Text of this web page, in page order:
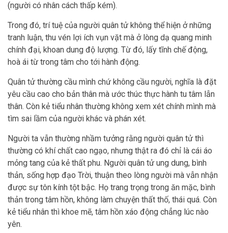
(người có nhân cách thấp kém).
Trong đó, trí tuệ của người quân tử không thể hiện ở những
tranh luận, thu vén lợi ích vụn vặt mà ở lòng dạ quang minh
chính đại, khoan dung độ lượng. Từ đó, lấy tĩnh chế động,
hoà ái từ trong tâm cho tới hành động.
Quân tử thường cầu mình chứ không cầu người, nghĩa là đặt
yêu cầu cao cho bản thân mà ước thúc thực hành tu tâm lẫn
thân. Còn kẻ tiểu nhân thường không xem xét chính mình mà
tìm sai lầm của người khác và phán xét.
Người ta vẫn thường nhầm tưởng rằng người quân tử thì
thường có khí chất cao ngạo, nhưng thật ra đó chỉ là cái áo
mỏng tang của kẻ thất phu. Người quân tử ung dung, bình
thản, sống hợp đạo Trời, thuận theo lòng người mà vẫn nhận
được sự tôn kính tột bậc. Họ trang trọng trong ăn mặc, bình
thản trong tâm hồn, không làm chuyện thất thố, thái quá. Còn
kẻ tiểu nhân thì khoe mẽ, tâm hồn xáo động chẳng lúc nào
yên.